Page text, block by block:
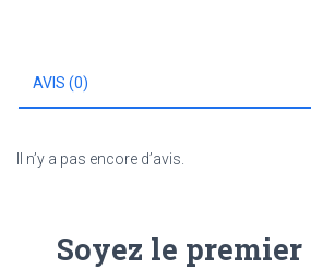
cmAVIS (0)
Il n’y a pas encore d’avis.
Soyez le